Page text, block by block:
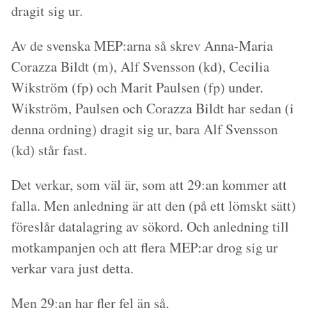
dragit sig ur.
Av de svenska MEP:arna så skrev Anna-Maria
Corazza Bildt (m), Alf Svensson (kd), Cecilia
Wikström (fp) och Marit Paulsen (fp) under.
Wikström, Paulsen och Corazza Bildt har sedan (i
denna ordning) dragit sig ur, bara Alf Svensson
(kd) står fast.
Det verkar, som väl är, som att 29:an kommer att
falla. Men anledning är att den (på ett lömskt sätt)
föreslår datalagring av sökord. Och anledning till
motkampanjen och att flera MEP:ar drog sig ur
verkar vara just detta.
Men 29:an har fler fel än så.